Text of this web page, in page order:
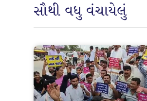
સૌથી વધુ વંચાયેલું